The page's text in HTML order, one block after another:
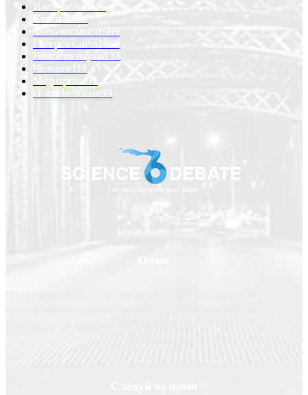
Интересно
6226
Статьи
Фото космоса
1999
Галерея сайта 1068
Новости науки
Человек
Медицина
IT-технологии99